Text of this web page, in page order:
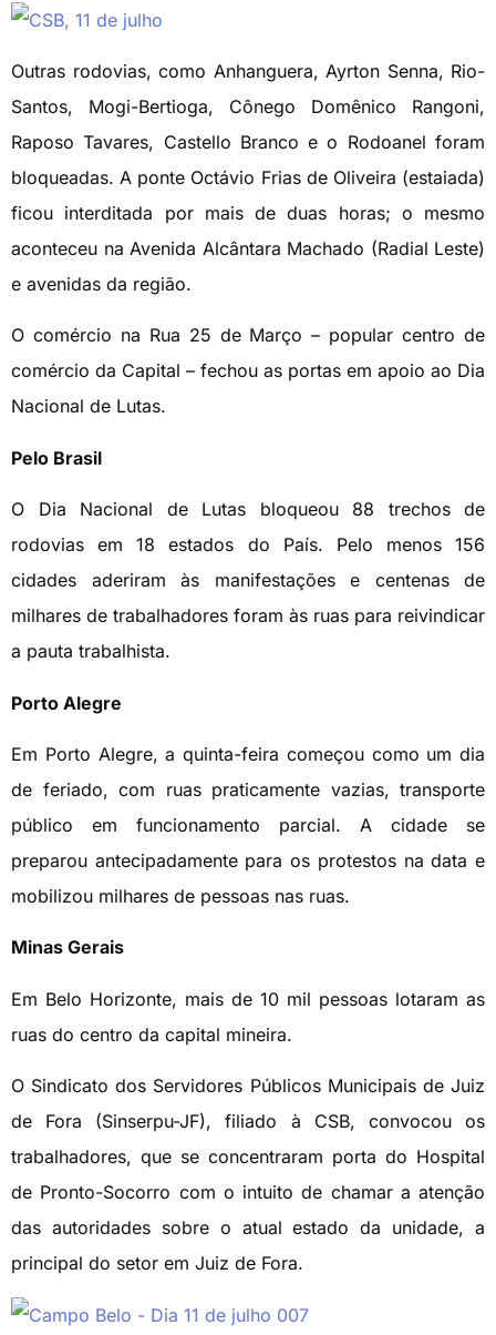
Outras rodovias, como Anhanguera, Ayrton Senna, Rio-
Santos, Mogi-Bertioga, Cônego Domênico Rangoni,
Raposo Tavares, Castello Branco e o Rodoanel foram
bloqueadas. A ponte Octávio Frias de Oliveira (estaiada)
ficou interditada por mais de duas horas; o mesmo
aconteceu na Avenida Alcântara Machado (Radial Leste)
e avenidas da região.
O comércio na Rua 25 de Março – popular centro de
comércio da Capital – fechou as portas em apoio ao Dia
Nacional de Lutas.
Pelo Brasil
O Dia Nacional de Lutas bloqueou 88 trechos de
rodovias em 18 estados do País. Pelo menos 156
cidades aderiram às manifestações e centenas de
milhares de trabalhadores foram às ruas para reivindicar
a pauta trabalhista.
Porto Alegre
Em Porto Alegre, a quinta-feira começou como um dia
de feriado, com ruas praticamente vazias, transporte
público em funcionamento parcial. A cidade se
preparou antecipadamente para os protestos na data e
mobilizou milhares de pessoas nas ruas.
Minas Gerais
Em Belo Horizonte, mais de 10 mil pessoas lotaram as
ruas do centro da capital mineira.
O Sindicato dos Servidores Públicos Municipais de Juiz
de Fora (Sinserpu-JF), filiado à CSB, convocou os
trabalhadores, que se concentraram porta do Hospital
de Pronto-Socorro com o intuito de chamar a atenção
das autoridades sobre o atual estado da unidade, a
principal do setor em Juiz de Fora.